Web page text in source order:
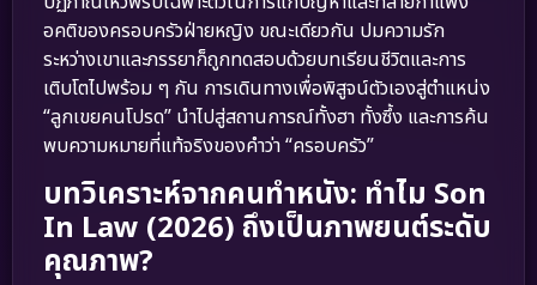
อคติของครอบครัวฝ่ายหญิง ขณะเดียวกัน ปมความรัก
ระหว่างเขาและภรรยาก็ถูกทดสอบด้วยบทเรียนชีวิตและการ
เติบโตไปพร้อม ๆ กัน การเดินทางเพื่อพิสูจน์ตัวเองสู่ตำแหน่ง
“ลูกเขยคนโปรด” นำไปสู่สถานการณ์ทั้งฮา ทั้งซึ้ง และการค้น
พบความหมายที่แท้จริงของคำว่า “ครอบครัว”
บทวิเคราะห์จากคนทำหนัง: ทำไม Son
In Law (2026) ถึงเป็นภาพยนต์ระดับ
คุณภาพ?